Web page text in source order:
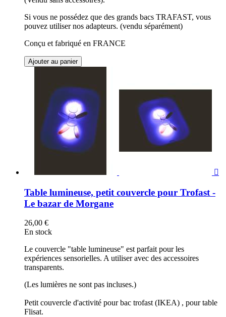
Si vous ne possédez que des grands bacs TRAFAST, vous
pouvez utiliser nos adapteurs. (vendu séparément)
Conçu et fabriqué en FRANCE
Ajouter au panier

Table lumineuse, petit couvercle pour Trofast -
Le bazar de Morgane
26,00 €
En stock
Le couvercle "table lumineuse" est parfait pour les
expériences sensorielles. A utiliser avec des accessoires
transparents.
(Les lumières ne sont pas incluses.)
Petit couvercle d'activité pour bac trofast (IKEA) , pour table
Flisat.